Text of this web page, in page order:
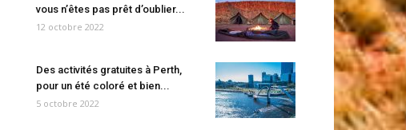
vous n’êtes pas prêt d’oublier...
12 octobre 2022
Des activités gratuites à Perth,
pour un été coloré et bien...
5 octobre 2022